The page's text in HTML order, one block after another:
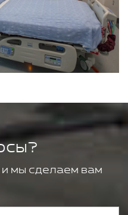
мы сделаем вам